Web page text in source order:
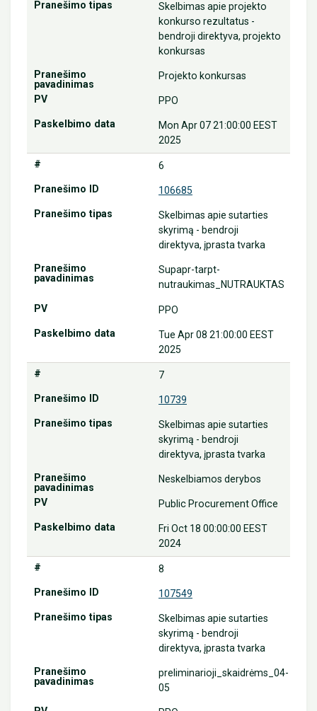
Skelbimas apie projekto
konkurso rezultatus -
bendroji direktyva, projekto
konkursas
Projekto konkursas
PPO
Mon Apr 07 21:00:00 EEST
2025
6
106685
Skelbimas apie sutarties
skyrimą - bendroji
direktyva, įprasta tvarka
Supapr-tarpt-
nutraukimas_NUTRAUKTAS
PPO
Tue Apr 08 21:00:00 EEST
2025
7
10739
Skelbimas apie sutarties
skyrimą - bendroji
direktyva, įprasta tvarka
Neskelbiamos derybos
Public Procurement Office
Fri Oct 18 00:00:00 EEST
2024
8
107549
Skelbimas apie sutarties
skyrimą - bendroji
direktyva, įprasta tvarka
preliminarioji_skaidrėms_04-
05